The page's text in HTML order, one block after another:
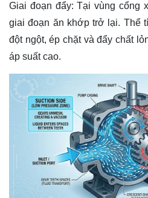
Giai đoạn đẩy: Tại vùng cổng
giai đoạn ăn khớp trở lại. Thể
đột ngột, ép chặt và đẩy chất
áp suất cao.